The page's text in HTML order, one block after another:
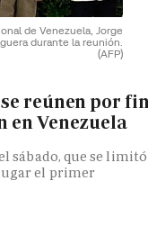
de Venezuela, Jorge
durante la reunión.
(AFP)
reúnen por
en Venezuela
sábado, que se
el primer